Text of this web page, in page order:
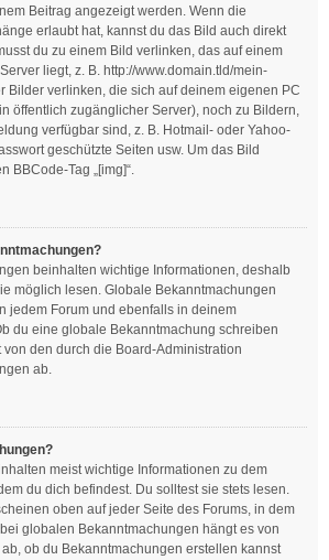
Beitrag angezeigt werden. Wenn die
erlaubt hat, kannst du das Bild auch direkt
du zu einem Bild verlinken, das auf einem
liegt, z. B. http://www.domain.tld/mein-
Bilder verlinken, die sich auf deinem eigenen PC
öffentlich zugänglicher Server), noch zu Bildern,
verfügbar sind, z. B. Hotmail- oder Yahoo-
geschützte Seiten usw. Um das Bild
BBCode-Tag „[img]“.
beinhalten wichtige Informationen, deshalb
möglich lesen. Globale Bekanntmachungen
jedem Forum und ebenfalls in deinem
du eine globale Bekanntmachung schreiben
von den durch die Board-Administration
ab.
meist wichtige Informationen zu dem
du dich befindest. Du solltest sie stets lesen.
oben auf jeder Seite des Forums, in dem
globalen Bekanntmachungen hängt es von
ob du Bekanntmachungen erstellen kannst